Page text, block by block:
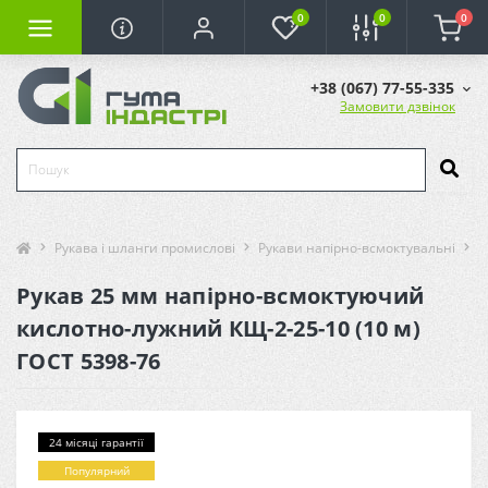
0 0 0
+38 (067) 77-55-335
Замовити дзвінок
Рукава і шланги промислові Рукави напірно-всмоктувальні
Рукав 25 мм напірно-всмоктуючий
кислотно-лужний КЩ-2-25-10 (10 м)
ГОСТ 5398-76
24 місяці гарантії
Популярний